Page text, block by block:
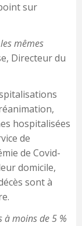
sur
mêmes
Directeur du
hospitalisées
de
de Covid-
domicile,
sont à
à moins de 5 %